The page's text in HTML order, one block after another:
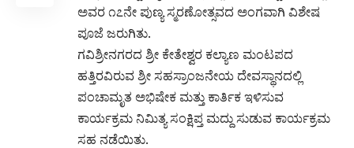
ಅವರ ೧೭ನೇ ಪುಣ್ಯ ಸ್ಮರಣೋತ್ಸವದ ಅಂಗವಾಗಿ ವಿಶೇಷ
ಪೂಜೆ ಜರುಗಿತು.
ಗವಿಶ್ರೀನಗರದ ಶ್ರೀ ಕೇತೇಶ್ವರ ಕಲ್ಯಾಣ ಮಂಟಪದ
ಹತ್ತಿರವಿರುವ ಶ್ರೀ ಸಹಸ್ರಾಂಜನೇಯ ದೇವಸ್ಥಾನದಲ್ಲಿ
ಪಂಚಾಮೃತ ಅಭಿಷೇಕ ಮತ್ತು ಕಾರ್ತಿಕ ಇಳಿಸುವ
ಕಾರ್ಯಕ್ರಮ ನಿಮಿತ್ಯ ಸಂಕ್ಷಿಪ್ತ ಮದ್ದು ಸುಡುವ ಕಾರ್ಯಕ್ರಮ
ಸಹ ನಡೆಯಿತು.